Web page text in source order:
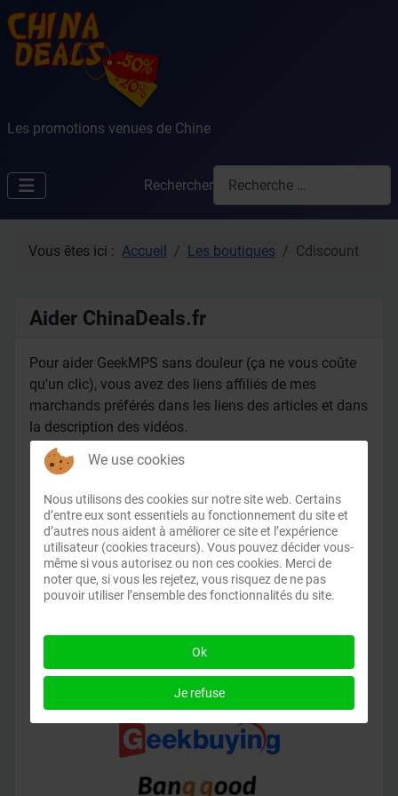
Les promotions venues de Chine
Rechercher
Vous êtes ici : Accueil Les boutiques Cdiscount
Aider ChinaDeals.fr
Pour aider GeekMPS sans douleur (ça ne vous coûte
qu'un clic), vous avez des liens affiliés de mes
marchands préférés dans les liens des articles et dans
la description des vidéos.
Affiliation
We use cookies
Nous utilisons des cookies sur notre site web. Certains
d’entre eux sont essentiels au fonctionnement du site et
d’autres nous aident à améliorer ce site et l’expérience
utilisateur (cookies traceurs). Vous pouvez décider vous-
même si vous autorisez ou non ces cookies. Merci de
noter que, si vous les rejetez, vous risquez de ne pas
pouvoir utiliser l’ensemble des fonctionnalités du site.
Ok
Je refuse